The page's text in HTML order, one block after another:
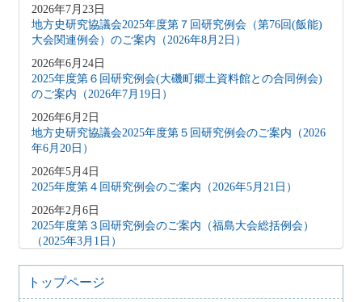
2026年7月23日
地方史研究協議会2025年度第７回研究例会（第76回(飯能)
大会関連例会）のご案内（2026年8月2日）
2026年6月24日
2025年度第６回研究例会(大磯町郷土資料館との合同例会)
のご案内（2026年7月19日）
2026年6月2日
地方史研究協議会2025年度第５回研究例会のご案内（2026
年6月20日）
2026年5月4日
2025年度第４回研究例会のご案内（2026年5月21日）
2026年2月6日
2025年度第３回研究例会のご案内（福島大会総括例会）
（2025年3月1日）
2025年12月5日
2025年度第２回研究例会のご案内（伊予史談会との合同例
会）（2026年１月11日）
トップページ